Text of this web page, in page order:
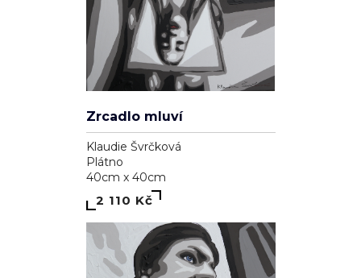
Zrcadlo mluví
Klaudie Švrčková
Plátno
40cm x 40cm
2 110 Kč